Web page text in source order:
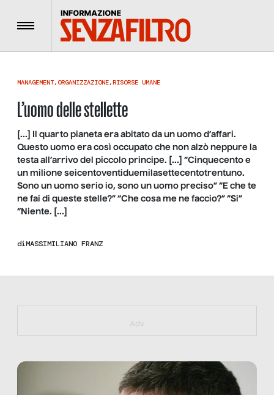
Menu
MANAGEMENT,ORGANIZZAZIONE,RISORSE UMANE
L’uomo delle stellette
[…] Il quarto pianeta era abitato da un uomo d’affari.
Questo uomo era così occupato che non alzò neppure la
testa all’arrivo del piccolo principe. […] “Cinquecento e
un milione seicentoventiduemilasettecentotrentuno.
Sono un uomo serio io, sono un uomo preciso” “E che te
ne fai di queste stelle?” “Che cosa me ne faccio?” “Si”
“Niente. […]
diMASSIMILIANO FRANZ
https://bit.ly/muster_aggiornamento
Adv